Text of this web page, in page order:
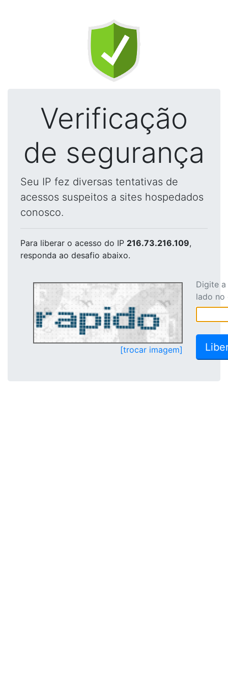
Verificação
de segurança
Seu IP fez diversas tentativas de
acessos suspeitos a sites hospedados
conosco.
Para liberar o acesso do IP 216.73.216.109,
responda ao desafio abaixo.
[trocar imagem]
Digite
lado no